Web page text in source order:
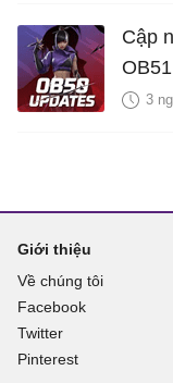
Cập
OB51
3
Giới thiệu
Về chúng tôi
Facebook
Twitter
Pinterest